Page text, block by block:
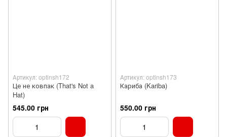
Артикул: optinsh172
Це не ковпак (That's Not a
Hat)
545.00 грн
Артикул: optinsh173
Кариба (Kariba)
550.00 грн